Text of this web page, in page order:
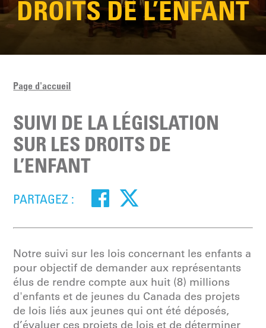
DROITS DE L’ENFANT
Page d'accueil
SUIVI DE LA LÉGISLATION
SUR LES DROITS DE
L’ENFANT
PARTAGEZ :
Notre suivi sur les lois concernant les enfants a
pour objectif de demander aux représentants
élus de rendre compte aux huit (8) millions
d'enfants et de jeunes du Canada des projets
de lois liés aux jeunes qui ont été déposés,
d’évaluer ces projets de lois et de déterminer